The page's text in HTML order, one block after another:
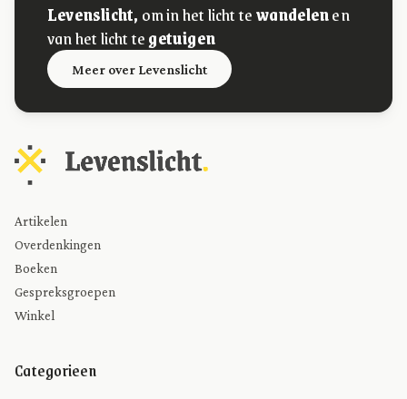
Levenslicht, om in het licht tewandelenen
van het licht tegetuigen
Meer over Levenslicht
Artikelen
Overdenkingen
Boeken
Gespreksgroepen
Winkel
Categorieen